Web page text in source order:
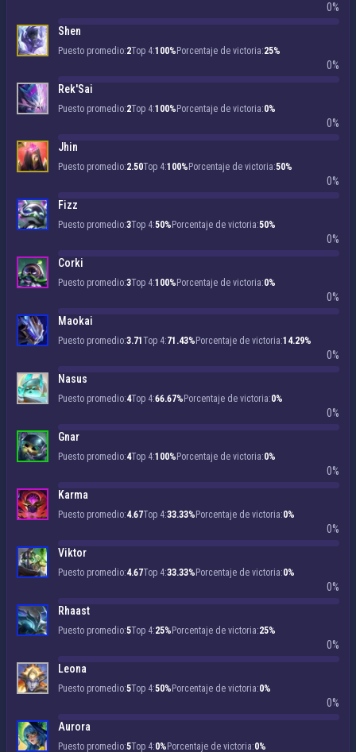
0%
Shen
Puesto promedio:2Top 4:100% Porcentaje de victoria:25%
0%
Rek'Sai
Puesto promedio:2Top 4:100% Porcentaje de victoria:0%
0%
Jhin
Puesto promedio:2.50Top 4:100% Porcentaje de victoria:50%
0%
Fizz
Puesto promedio:3Top 4:50% Porcentaje de victoria:50%
0%
Corki
Puesto promedio:3Top 4:100% Porcentaje de victoria:0%
0%
Maokai
Puesto promedio:3.71 Top 4:71.43% Porcentaje de victoria:14.29%
0%
Nasus
Puesto promedio:4Top 4:66.67% Porcentaje de victoria:0%
0%
Gnar
Puesto promedio:4Top 4:100% Porcentaje de victoria:0%
0%
Karma
Puesto promedio:4.67Top 4:33.33% Porcentaje de victoria:0%
0%
Viktor
Puesto promedio:4.67Top 4:33.33% Porcentaje de victoria:0%
0%
Rhaast
Puesto promedio:5Top 4:25% Porcentaje de victoria:25%
0%
Leona
Puesto promedio:5Top 4:50% Porcentaje de victoria:0%
0%
Aurora
Puesto promedio:5Top 4:0% Porcentaje de victoria:0%